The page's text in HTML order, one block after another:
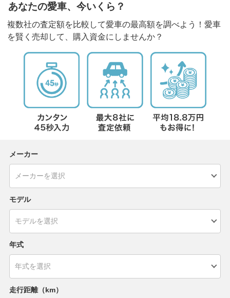
あなたの愛車、今いくら？
複数社の査定額を比較して愛車の最高額を調べよう！愛車
を賢く売却して、購入資金にしませんか？
メーカー
モデル
年式
走行距離（km）